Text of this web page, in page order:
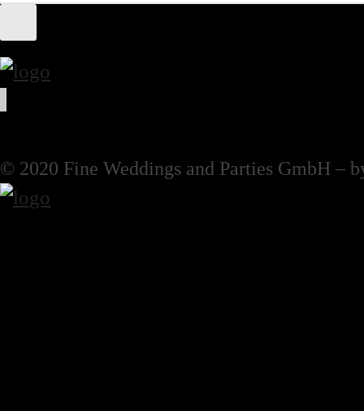
© 2020 Fine Weddings and Parties GmbH –